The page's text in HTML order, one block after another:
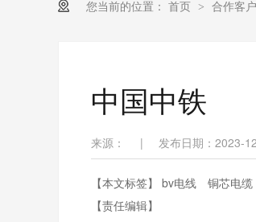
您当前的位置： 首页 > 合作客户
中国中铁
来源： | 发布日期：2023-
【本文标签】 bv电线 铜芯电缆
【责任编辑】